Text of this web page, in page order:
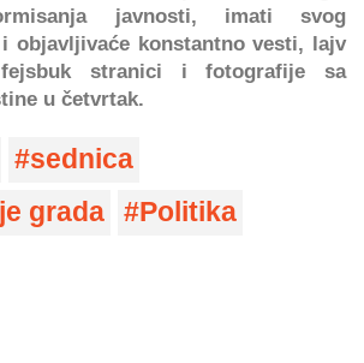
javnosti, imati svog
objavljivaće konstantno vesti, lajv
stranici i fotografije sa
u četvrtak.
sednica
grada
Politika